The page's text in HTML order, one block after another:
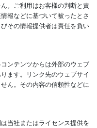
。ご利用はお客様の判断と責
報などに基づいて被ったとさ
その情報提供者は責任を負い
ンテンツからは外部のウェブ
ます。リンク先のウェブサイ
ん。その内容の信頼性などに
当社またはライセンス提供を